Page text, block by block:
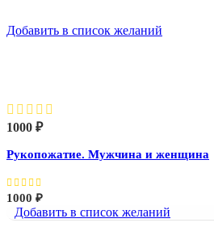
Добавить в список желаний
1000 ₽
Рукопожатие. Мужчина и женщина
1000 ₽
Добавить в список желаний